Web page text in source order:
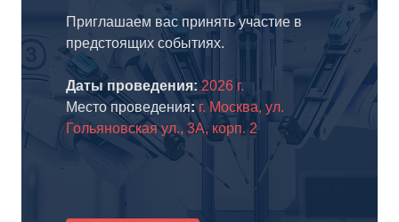
Приглашаем вас принять участие в
предстоящих событиях.
Даты проведения: 2026 г.
Место проведения: г. Москва, ул.
Гольяновская ул., 3А, корп. 2